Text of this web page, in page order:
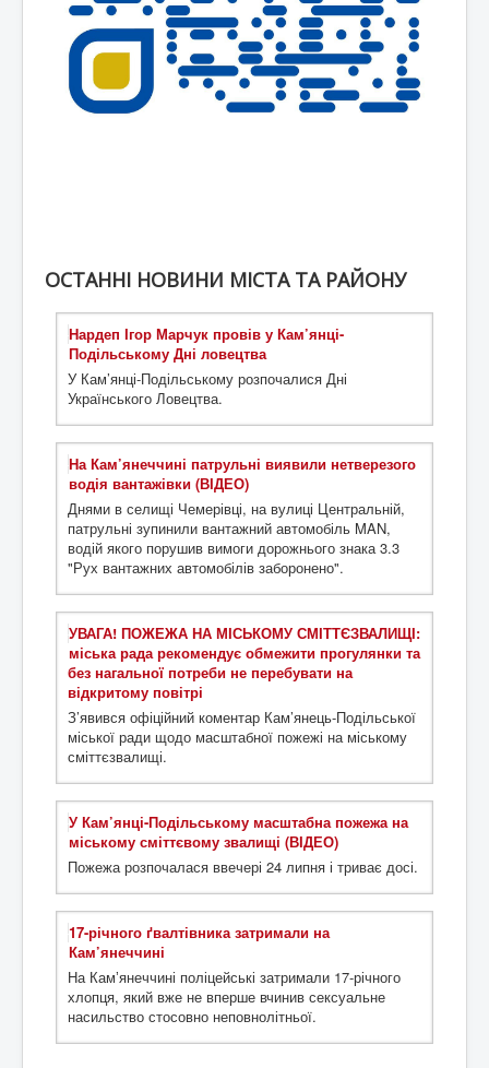
ОСТАННІ НОВИНИ МІСТА ТА РАЙОНУ
Нардеп Ігор Марчук провів у Кам’янці-
Подільському Дні ловецтва
У Кам’янці-Подільському розпочалися Дні
Українського Ловецтва.
На Кам’янеччині патрульні виявили нетверезого
водія вантажівки (ВІДЕО)
Днями в селищі Чемерівці, на вулиці Центральній,
патрульні зупинили вантажний автомобіль MAN,
водій якого порушив вимоги дорожнього знака 3.3
"Рух вантажних автомобілів заборонено".
УВАГА! ПОЖЕЖА НА МІСЬКОМУ СМІТТЄЗВАЛИЩІ:
міська рада рекомендує обмежити прогулянки та
без нагальної потреби не перебувати на
відкритому повітрі
З’явився офіційний коментар Кам’янець-Подільської
міської ради щодо масштабної пожежі на міському
сміттєзвалищі.
У Кам’янці-Подільському масштабна пожежа на
міському сміттєвому звалищі (ВІДЕО)
Пожежа розпочалася ввечері 24 липня і триває досі.
17-річного ґвалтівника затримали на
Кам’янеччині
На Камʼянеччині поліцейські затримали 17-річного
хлопця, який вже не вперше вчинив сексуальне
насильство стосовно неповнолітньої.